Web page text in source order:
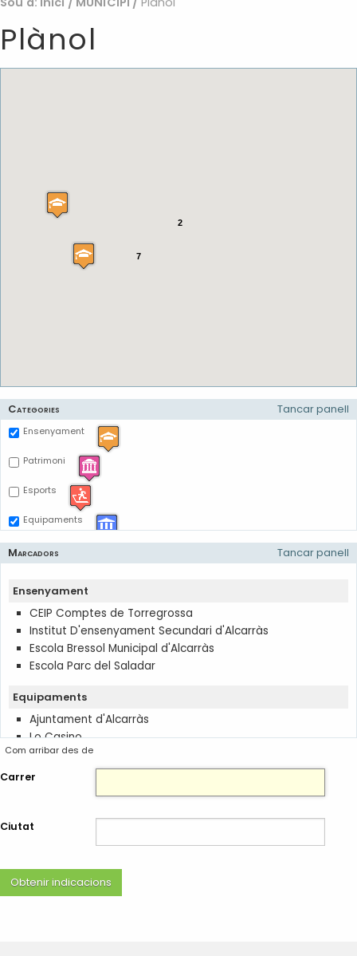
Plànol
2
7
Categories Tancar panell
Ensenyament
Patrimoni
Esports
Equipaments
Marcadors Tancar panell
Ensenyament
CEIP Comptes de Torregrossa
Institut D'ensenyament Secundari d'Alcarràs
Escola Bressol Municipal d'Alcarràs
Escola Parc del Saladar
Equipaments
Ajuntament d'Alcarràs
Lo Casino
Centre Major
Antigues Escoles de Baix
Cementiri
Biblioteca Joaquim Montoy
Com arribar des de
Carrer
Ciutat